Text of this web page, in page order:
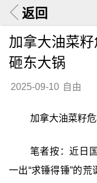
返回
加拿大油菜
砸东大锅
2025-09-10 自由
加拿大油菜籽
笔者按：近日
一出“求锤得锤”的